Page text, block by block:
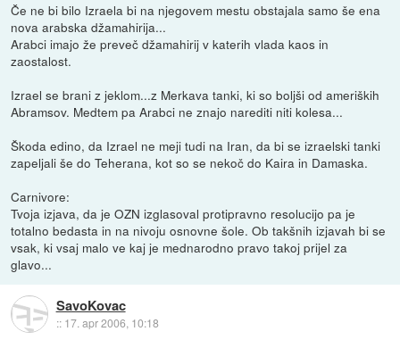
Če ne bi bilo Izraela bi na njegovem mestu obstajala samo še ena
nova arabska džamahirija...
Arabci imajo že preveč džamahirij v katerih vlada kaos in
zaostalost.
Izrael se brani z jeklom...z Merkava tanki, ki so boljši od ameriških
Abramsov. Medtem pa Arabci ne znajo narediti niti kolesa...
Škoda edino, da Izrael ne meji tudi na Iran, da bi se izraelski tanki
zapeljali še do Teherana, kot so se nekoč do Kaira in Damaska.
Carnivore:
Tvoja izjava, da je OZN izglasoval protipravno resolucijo pa je
totalno bedasta in na nivoju osnovne šole. Ob takšnih izjavah bi se
vsak, ki vsaj malo ve kaj je mednarodno pravo takoj prijel za
glavo...
SavoKovac
:: 17. apr 2006, 10:18